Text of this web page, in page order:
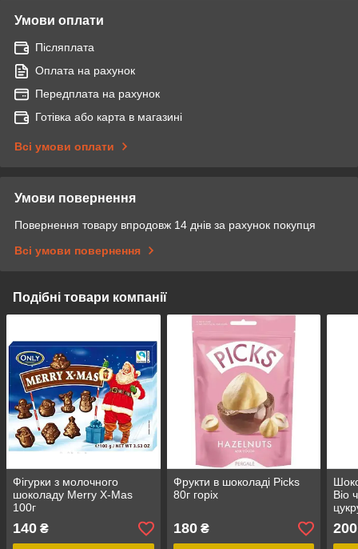
Умови оплати
Післяплата
Оплата на рахунок
Передплата на рахунок
Готівка або карта в магазині
Всі умови оплати
Умови повернення
Повернення товару впродовж 14 днів за рахунок покупця
Всі умови повернення
Подібні товари компанії
Фігурки з молочного
шоколаду Merry X-Mas
100г
140 ₴
Фрукти в шоколаді Picks
80г горіх
180₴
Bio
200